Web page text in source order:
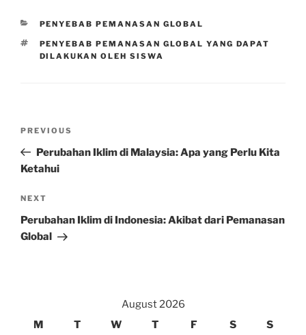
CATEGORIES
PENYEBAB PEMANASAN GLOBAL
TAGS
PENYEBAB PEMANASAN GLOBAL YANG DAPAT
DILAKUKAN OLEH SISWA
Previous
Post
PREVIOUS
Perubahan Iklim di Malaysia: Apa yang Perlu Kita
Ketahui
Next
Post
NEXT
Perubahan Iklim di Indonesia: Akibat dari Pemanasan
Global
August 2026
M
T W T F S S